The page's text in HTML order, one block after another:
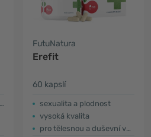
FutuNatura
Erefit
60 kapslí
sexualita a plodnost
vysoká kvalita
pro tělesnou a duševní výkonnost